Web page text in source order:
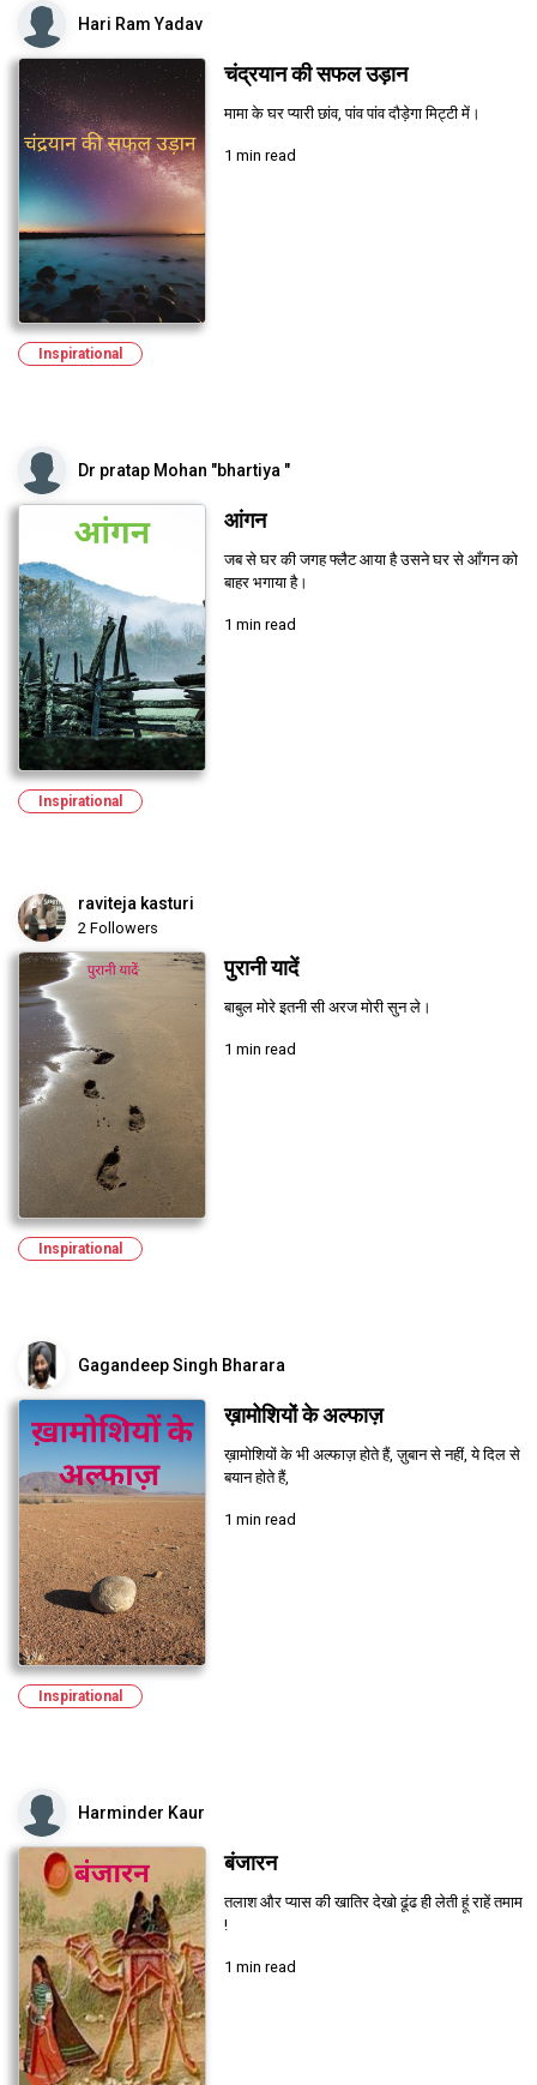
Hari Ram Yadav
चंद्रयान की सफल उड़ान
मामा के घर प्यारी छांव, पांव पांव दौड़ेगा मिट्टी में।
1 min read
Inspirational
Dr pratap Mohan "bhartiya "
आंगन
जब से घर की जगह फ्लैट आया है उसने घर से आँगन को
बाहर भगाया है।
1 min read
Inspirational
raviteja kasturi
2 Followers
पुरानी यादें
बाबुल मोरे इतनी सी अरज मोरी सुन ले।
1 min read
Inspirational
Gagandeep Singh Bharara
ख़ामोशियों के अल्फाज़
ख़ामोशियों के भी अल्फाज़ होते हैं, ज़ुबान से नहीं, ये दिल से
बयान होते हैं,
1 min read
Inspirational
Harminder Kaur
बंजारन
तलाश और प्यास की खातिर देखो ढूंढ ही लेती हूं राहें तमाम
!
1 min read